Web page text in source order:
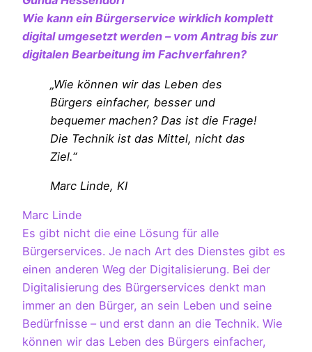
Wie kann ein Bürgerservice wirklich komplett
digital umgesetzt werden – vom Antrag bis zur
digitalen Bearbeitung im Fachverfahren?
„Wie können wir das Leben des
Bürgers einfacher, besser und
bequemer machen? Das ist die Frage!
Die Technik ist das Mittel, nicht das
Ziel.“
Marc Linde, KI
Marc Linde
Es gibt nicht die eine Lösung für alle
Bürgerservices. Je nach Art des Dienstes gibt es
einen anderen Weg der Digitalisierung. Bei der
Digitalisierung des Bürgerservices denkt man
immer an den Bürger, an sein Leben und seine
Bedürfnisse – und erst dann an die Technik. Wie
können wir das Leben des Bürgers einfacher,